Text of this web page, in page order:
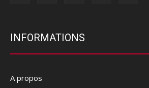
INFORMATIONS
A propos